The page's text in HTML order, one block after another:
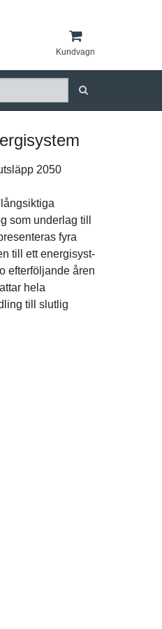
Kundvagn
2050
som underlag till
fyra
till ett energisyst­
efterfölja­nde åren
hela
till slutlig